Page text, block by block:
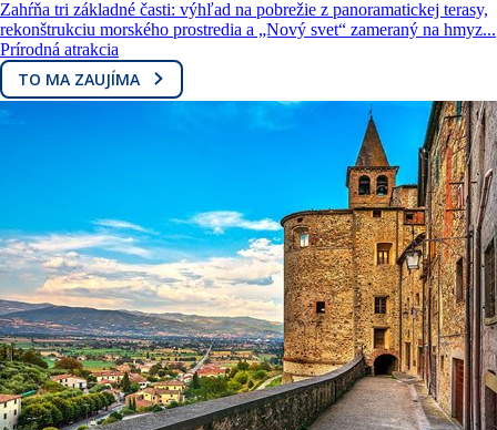
Zahŕňa tri základné časti: výhľad na pobrežie z panoramatickej terasy,
rekonštrukciu morského prostredia a „Nový svet“ zameraný na hmyz...
Prírodná atrakcia
TO MA ZAUJÍMA